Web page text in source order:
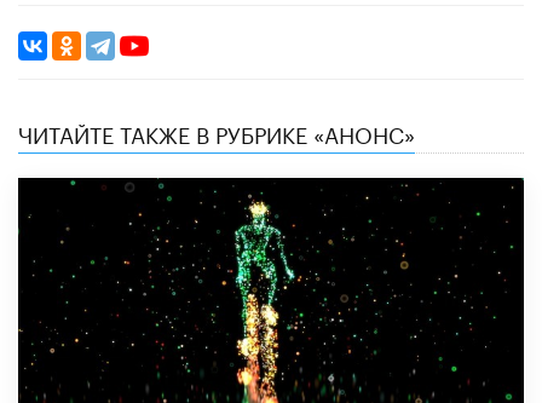
ЧИТАЙТЕ ТАКЖЕ В РУБРИКЕ «АНОНС»